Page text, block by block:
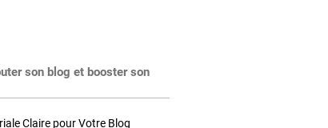
son blog et booster son
Claire pour Votre Blog